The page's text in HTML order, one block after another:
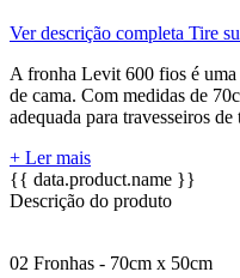
Ver descrição completa Tire
A fronha Levit 600 fios é uma
de cama. Com medidas de
adequada para travesseiros de
+ Ler mais
{{ data.product.name }}
Descrição do produto
02 Fronhas - 70cm x 50cm